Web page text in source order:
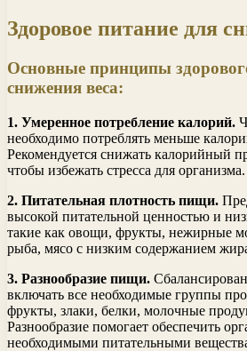
Здоровое питание для
Основные принципы
снижения веса:
1. Умеренное потребление калорий.
необходимо потреблять меньше
Рекомендуется снижать калорийный
чтобы избежать стресса для организма.
2. Питательная плотность пищи.
высокой питательной ценностью и
такие как овощи, фрукты, нежирные
рыба, мясо с низким содержанием
3. Разнообразие пищи.
включать все необходимые группы
фрукты, злаки, белки, молочные
Разнообразие помогает обеспечить
необходимыми питательными